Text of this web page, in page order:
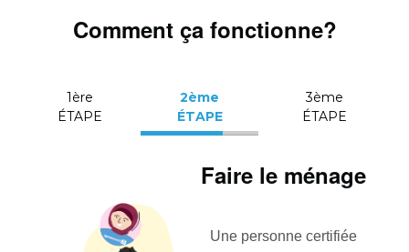
Comment ça fonctionne?
1ère
ÉTAPE
2ème
ÉTAPE
3ème
ÉTAPE
Faire le ménage
Une personne certifiée